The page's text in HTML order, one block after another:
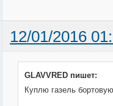
12/01/2016
GLAVVRED пишет:
Куплю газель